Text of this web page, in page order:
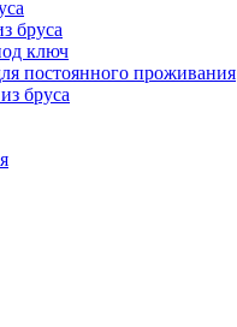
бруса
ключ
постоянного проживания
бруса